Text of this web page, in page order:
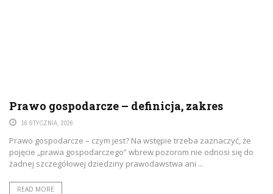
Prawo gospodarcze – definicja, zakres
16 STYCZNIA, 2026
Prawo gospodarcze – czym jest? Na wstępie trzeba zaznaczyć, że
pojęcie „prawa gospodarczego” wbrew pozorom nie odnosi się do
żadnej szczegółowej dziedziny prawodawstwa ani ...
READ MORE